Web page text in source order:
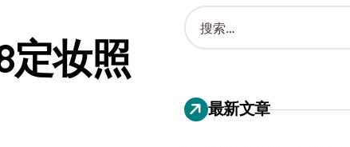
定妆照
搜
索
：
最新文章